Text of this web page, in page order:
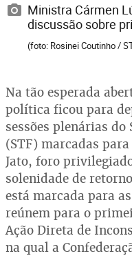
Ministra Cármen
discussão sobre
(foto: Rosinei Coutinho /
Na tão esperada
política ficou para
sessões plenárias
(STF) marcadas
Jato, foro
solenidade de
está marcada para
reúnem para o
Ação Direta de
na qual a